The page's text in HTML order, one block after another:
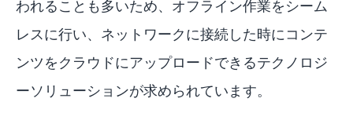
われることも多いため、オフライン作業をシーム
レスに行い、ネットワークに接続した時にコンテ
ンツをクラウドにアップロードできるテクノロジ
ーソリューションが求められています。